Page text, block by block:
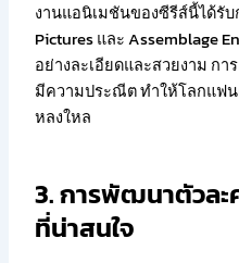
งานแอนิเมชันของซีรีส์นี้ได้รับ
Pictures และ Assemblage
อย่างละเอียดและสวยงาม ก
มีความประณีต ทำให้โลกแฟ
หลงใหล
3. การพัฒนาตัวล
ที่น่าสนใจ